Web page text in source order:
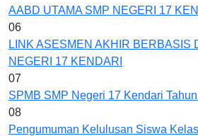
AABD UTAMA SMP NEGERI 17
06
LINK ASESMEN AKHIR BERBASIS
NEGERI 17 KENDARI
07
SPMB SMP Negeri 17 Kendari
08
Pengumuman Kelulusan Siswa